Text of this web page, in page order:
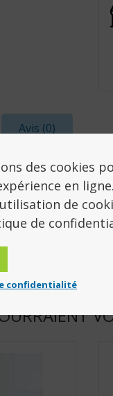
Avis (0)
des cookies
en
de
de
confidentialité